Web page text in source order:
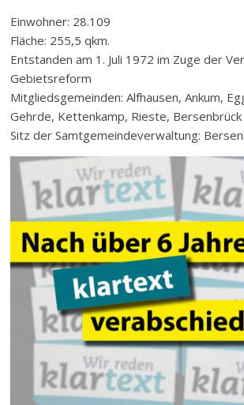
Einwohner: 28.109
Fläche: 255,5 qkm.
Entstanden am 1. Juli 1972 im Zuge der
Gebietsreform
Mitgliedsgemeinden: Alfhausen, Ankum,
Gehrde, Kettenkamp, Rieste, Bersenbrück
Sitz der Samtgemeindeverwaltung: